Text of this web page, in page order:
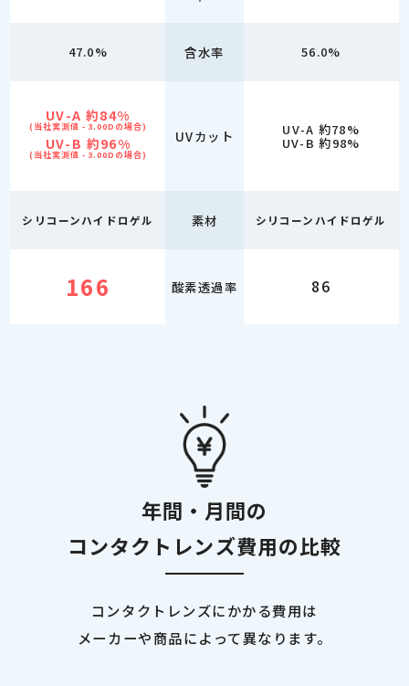
47.0%
UV-A 約84%
(当社実測値 - 3.00Dの場合)
UV-B 約96%
(当社実測値 - 3.00Dの場合)
シリコーンハイドロゲル
166
含水率
UVカット
素材
酸素透過率
56.0%
UV-A 約78%
UV-B 約98%
シリコーンハイドロゲル
86
年間・月間の
コンタクトレンズ費用の比較
コンタクトレンズにかかる費用は
メーカーや商品によって異なります。